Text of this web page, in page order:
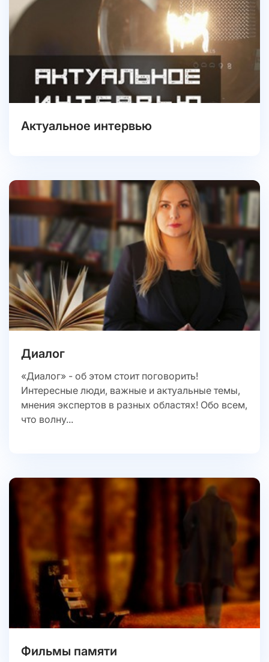
Актуальное интервью
Диалог
«Диалог» - об этом стоит поговорить!
Интересные люди, важные и актуальные темы,
мнения экспертов в разных областях! Обо всем,
что волну...
Фильмы памяти